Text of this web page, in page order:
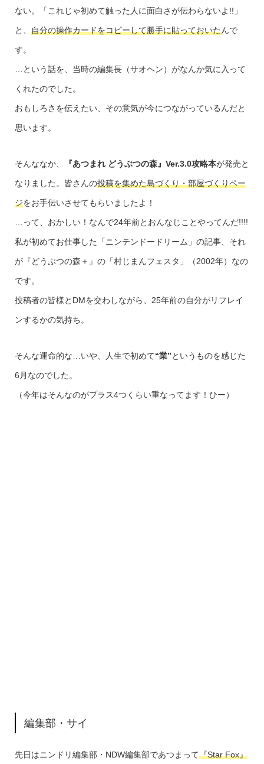
ない。「これじゃ初めて触った人に面白さが伝わらないよ!!」
と、 自分の操作カードをコピーして勝手に貼っておいたんで
す。
…という話を、当時の編集長（サオヘン）がなんか気に入って
くれたのでした。
おもしろさを伝えたい、その意気が今につながっているんだと
思います。
そんななか、 『あつまれ どうぶつの森』Ver.3.0攻略本が発売と
なりました。皆さんの投稿を集めた島づくり・部屋づくりペー
ジをお手伝いさせてもらいましたよ！
…って、おかしい！なんで24年前とおんなじことやってんだ!!!!
私が初めてお仕事した「ニンテンドードリーム」の記事、それ
が『どうぶつの森＋』の「村じまんフェスタ」（2002年）なの
です。
投稿者の皆様とDMを交わしながら、25年前の自分がリフレイ
ンするかの気持ち。
そんな運命的な…いや、人生で初めて“業”というものを感じた
6月なのでした。
（今年はそんなのがプラス4つくらい重なってます！ひー）
編集部・サイ
先日はニンドリ編集部・NDW編集部であつまって『Star Fox』